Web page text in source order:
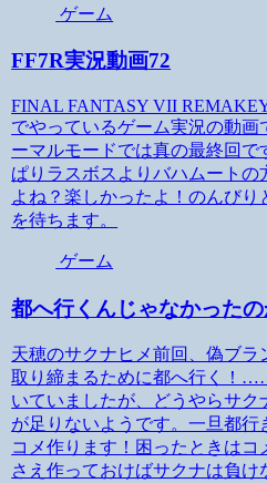
ゲーム
FF7R実況動画72
FINAL FANTASY VII
でやっているゲーム実況の動画
ーマルモードでは真の最終回で
ぱりラスボスよりバハムートの
よね？楽しかったよ！のんびり
を待ちます。
ゲーム
都へ行くんじゃなかった
天穂のサクナヒメ前回、偽ブラ
取り締まるために都へ行く！
いていましたが、どうやらサク
が足りないようです。一旦都行
コメ作ります！困ったときは
さえ作っておけばサクナは負け